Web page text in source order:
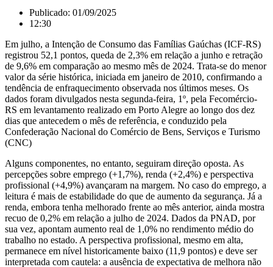
Publicado: 01/09/2025
12:30
Em julho, a Intenção de Consumo das Famílias Gaúchas (ICF-RS)
registrou 52,1 pontos, queda de 2,3% em relação a junho e retração
de 9,6% em comparação ao mesmo mês de 2024. Trata-se do menor
valor da série histórica, iniciada em janeiro de 2010, confirmando a
tendência de enfraquecimento observada nos últimos meses. Os
dados foram divulgados nesta segunda-feira, 1º, pela Fecomércio-
RS em levantamento realizado em Porto Alegre ao longo dos dez
dias que antecedem o mês de referência, e conduzido pela
Confederação Nacional do Comércio de Bens, Serviços e Turismo
(CNC)
Alguns componentes, no entanto, seguiram direção oposta. As
percepções sobre emprego (+1,7%), renda (+2,4%) e perspectiva
profissional (+4,9%) avançaram na margem. No caso do emprego, a
leitura é mais de estabilidade do que de aumento da segurança. Já a
renda, embora tenha melhorado frente ao mês anterior, ainda mostra
recuo de 0,2% em relação a julho de 2024. Dados da PNAD, por
sua vez, apontam aumento real de 1,0% no rendimento médio do
trabalho no estado. A perspectiva profissional, mesmo em alta,
permanece em nível historicamente baixo (11,9 pontos) e deve ser
interpretada com cautela: a ausência de expectativa de melhora não